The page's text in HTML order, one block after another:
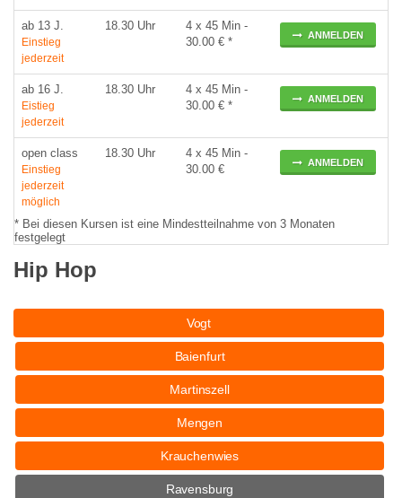
ab 13 J.
Einstieg
jederzeit
18.30 Uhr
4 x 45 Min -
30.00 € *
ANMELDEN
ab 16 J.
Eistieg
jederzeit
18.30 Uhr
4 x 45 Min -
30.00 € *
ANMELDEN
open class
Einstieg
jederzeit
möglich
18.30 Uhr
4 x 45 Min -
30.00 €
ANMELDEN
* Bei diesen Kursen ist eine Mindestteilnahme von 3 Monaten
festgelegt
Hip Hop
Vogt
Baienfurt
Martinszell
Mengen
Krauchenwies
Ravensburg